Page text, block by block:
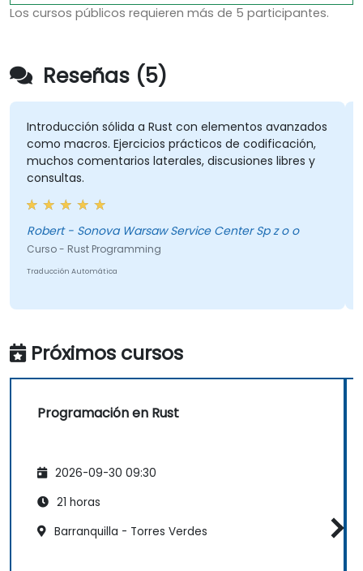
Los cursos públicos requieren más de 5 participantes.
Reseñas (5)
Introducción sólida a Rust con elementos avanzados
como macros. Ejercicios prácticos de codificación,
muchos comentarios laterales, discusiones libres y
consultas.
Robert - Sonova Warsaw Service Center Sp z o o
Curso - Rust Programming
Traducción Automática
Próximos cursos
Programación en Rust
2026-09-30 09:30
21 horas
Barranquilla - Torres Verdes